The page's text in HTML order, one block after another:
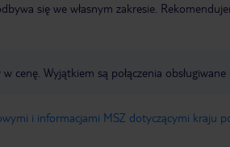
się we własnym zakresie.
cenę. Wyjątkiem są połączenia obsługiwane
i informacjami MSZ dotyczącymi kraju